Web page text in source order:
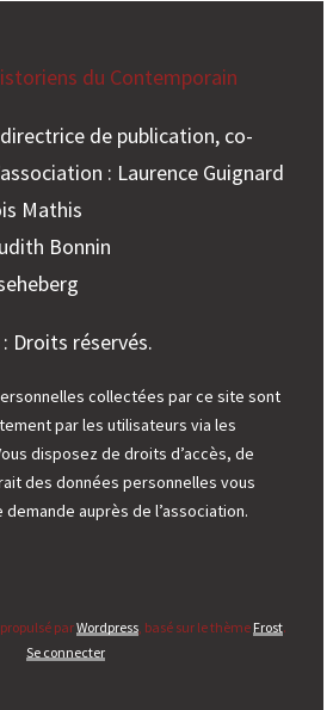
du Contemporain
de publication, co-
: Laurence Guignard
Mathis
Bonnin
Droits réservés.
collectées par ce site sont
par les utilisateurs via les
disposez de droits d’accès, de
des données personnelles vous
auprès de l’association.
parWordpress, basé sur le thème Frost.
Se connecter